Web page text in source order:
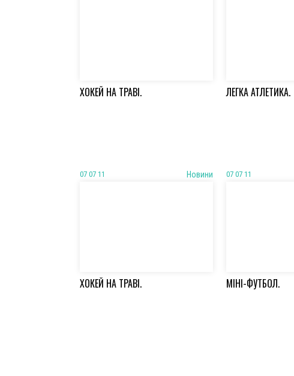
ХОКЕЙ НА ТРАВІ. ЛЕГКА АТЛЕТИКА.
07 07 11 Новини
ХОКЕЙ НА ТРАВІ.
07 07 11
МІНІ-ФУТБОЛ.